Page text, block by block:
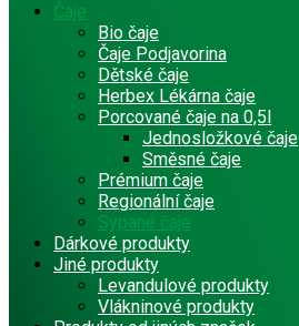
Čaje
Bio čaje
Čaje Podjavorina
Dětské čaje
Herbex Lékárna čaje
Porcované čaje na 0,5l
Jednosložkové čaje
Směsné čaje
Prémium čaje
Regionální čaje
Sypané čaje
Dárkové produkty
Jiné produkty
Levandulové produkty
Vlákninové produkty